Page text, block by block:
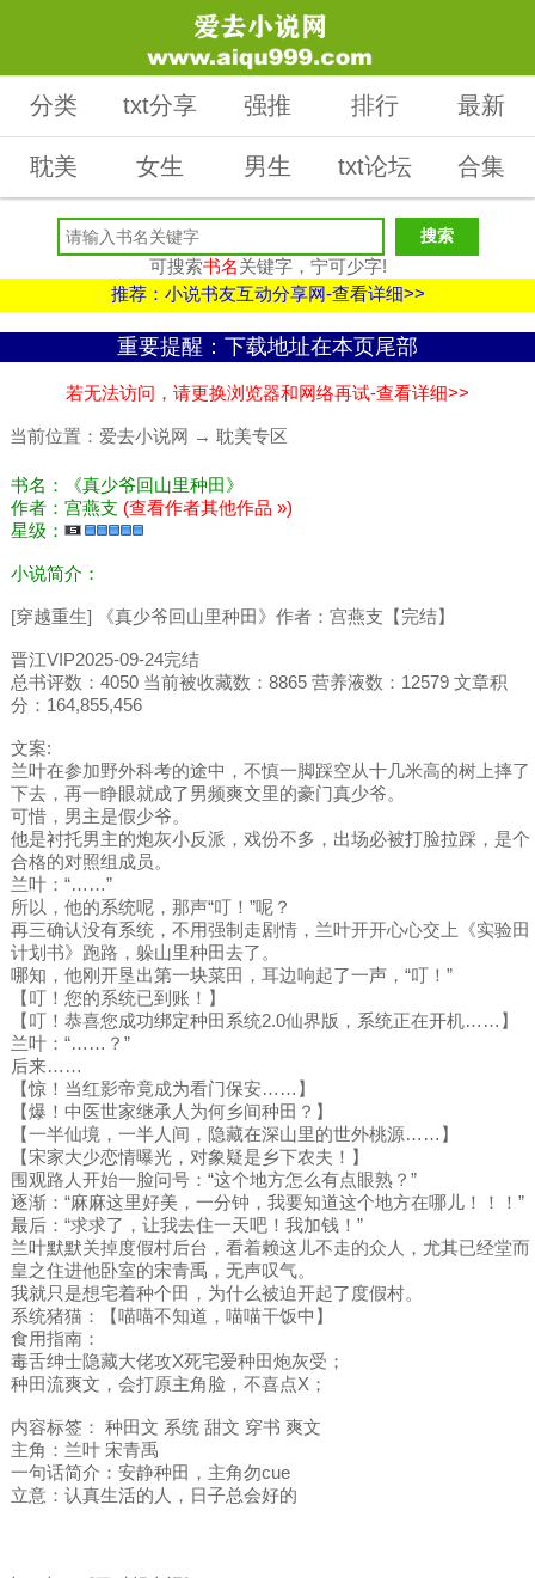
分类 txt分享 强推 排行 最新
耽美 女生 男生 txt论坛 合集
可搜索书名关键字，宁可少字!
推荐：小说书友互动分享网-查看详细>>
重要提醒：下载地址在本页尾部
若无法访问，请更换浏览器和网络再试-查看详细>>
当前位置： 爱去小说网 → 耽美专区
书名：《真少爷回山里种田》
作者：宫燕支 (查看作者其他作品 »)
星级：
小说简介：
[穿越重生] 《真少爷回山里种田》作者：宫燕支【完结】
晋江VIP2025-09-24完结
总书评数：4050 当前被收藏数：8865 营养液数：12579 文章积
分：164,855,456
文案:
兰叶在参加野外科考的途中，不慎一脚踩空从十几米高的树上摔了
下去，再一睁眼就成了男频爽文里的豪门真少爷。
可惜，男主是假少爷。
他是衬托男主的炮灰小反派，戏份不多，出场必被打脸拉踩，是个
合格的对照组成员。
兰叶：“……”
所以，他的系统呢，那声“叮！”呢？
再三确认没有系统，不用强制走剧情，兰叶开开心心交上《实验田
计划书》跑路，躲山里种田去了。
哪知，他刚开垦出第一块菜田，耳边响起了一声，“叮！”
【叮！您的系统已到账！】
【叮！恭喜您成功绑定种田系统2.0仙界版，系统正在开机……】
兰叶：“……？”
后来……
【惊！当红影帝竟成为看门保安……】
【爆！中医世家继承人为何乡间种田？】
【一半仙境，一半人间，隐藏在深山里的世外桃源……】
【宋家大少恋情曝光，对象疑是乡下农夫！】
围观路人开始一脸问号：“这个地方怎么有点眼熟？”
逐渐：“麻麻这里好美，一分钟，我要知道这个地方在哪儿！！！”
最后：“求求了，让我去住一天吧！我加钱！”
兰叶默默关掉度假村后台，看着赖这儿不走的众人，尤其已经堂而
皇之住进他卧室的宋青禹，无声叹气。
我就只是想宅着种个田，为什么被迫开起了度假村。
系统猪猫：【喵喵不知道，喵喵干饭中】
食用指南：
毒舌绅士隐藏大佬攻X死宅爱种田炮灰受；
种田流爽文，会打原主角脸，不喜点X；
内容标签： 种田文 系统 甜文 穿书 爽文
主角：兰叶 宋青禹
一句话简介：安静种田，主角勿cue
立意：认真生活的人，日子总会好的